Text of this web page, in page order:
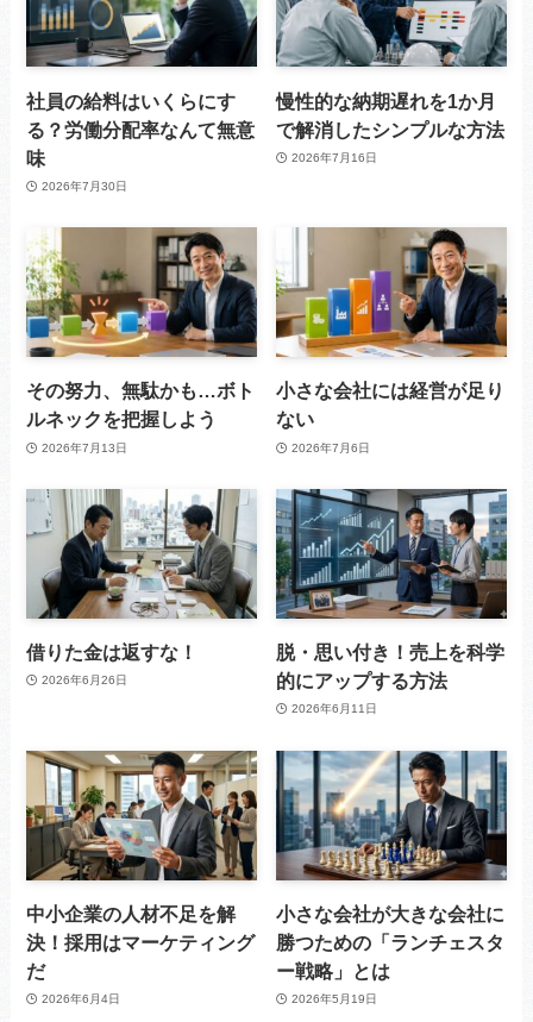
社員の給料はいくらにす
る？労働分配率なんて無意
味
2026年7月30日
慢性的な納期遅れを1か月
で解消したシンプルな方法
2026年7月16日
その努力、無駄かも…ボト
ルネックを把握しよう
2026年7月13日
小さな会社には経営が足り
ない
2026年7月6日
借りた金は返すな！
2026年6月26日
脱・思い付き！売上を科学
的にアップする方法
2026年6月11日
中小企業の人材不足を解
決！採用はマーケティング
だ
2026年6月4日
小さな会社が大きな会社に
勝つための「ランチェスタ
ー戦略」とは
2026年5月19日